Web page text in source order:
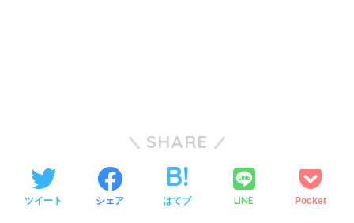
SHARE
ツイート シェア はてブ LINE Pocket